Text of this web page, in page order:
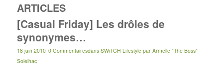
ARTICLES
[Casual Friday] Les drôles de
synonymes…
18 juin 2010 0 Commentairesdans SWiTCH Lifestyle par Armelle "The Boss"
Solelhac